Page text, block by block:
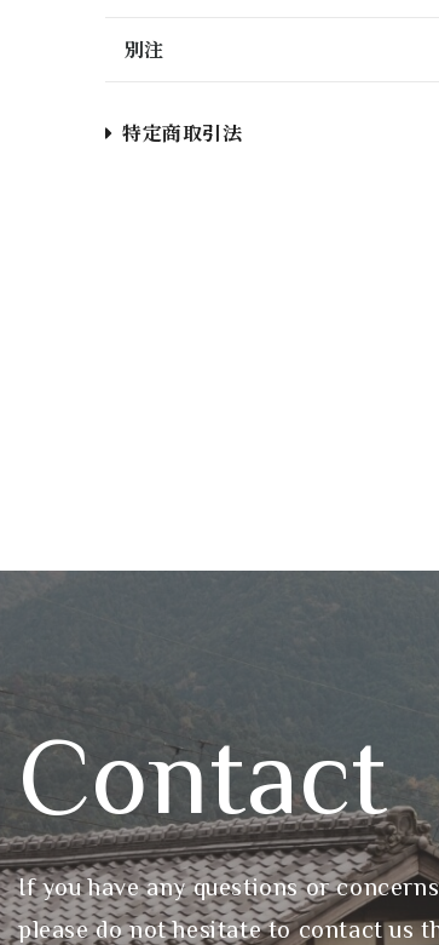
別注
特定商取引法
Contact
If you have any questions or
please do not hesitate to contact us